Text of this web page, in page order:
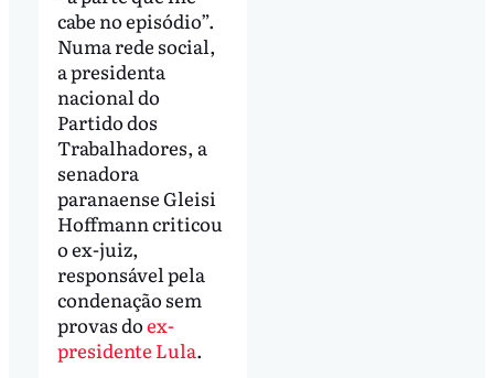
cabe no episódio”.
Numa rede social,
a presidenta
nacional do
Partido dos
Trabalhadores, a
senadora
paranaense Gleisi
Hoffmann criticou
o ex-juiz,
responsável pela
condenação sem
provas doex-
presidente Lula.